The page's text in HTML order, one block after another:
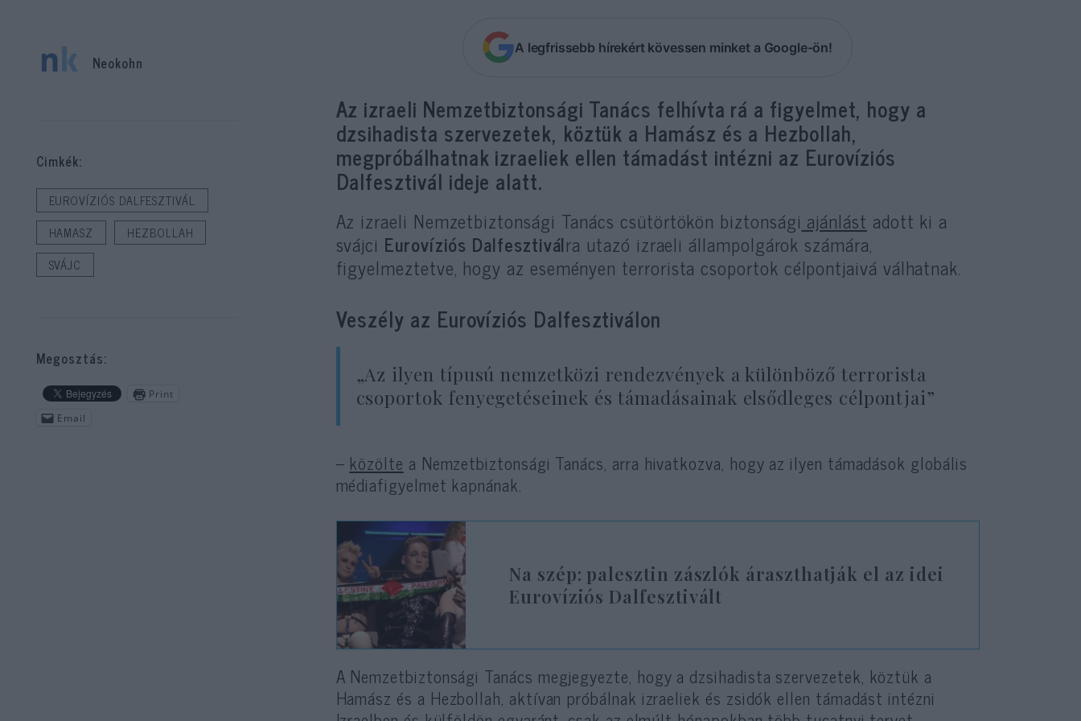
A legfrissebb hírekért kövessen minket a Google-ön!
Az izraeli Nemzetbiztonsági Tanács felhívta rá a figyelmet, hogy a
dzsihadista szervezetek, köztük a Hamász és a Hezbollah,
megpróbálhatnak izraeliek ellen támadást intézni az Eurovíziós
Dalfesztivál ideje alatt.
Az izraeli Nemzetbiztonsági Tanács csütörtökön biztonsági ajánlást adott ki a
svájci Eurovíziós Dalfesztiválra utazó izraeli állampolgárok számára,
figyelmeztetve, hogy az eseményen terrorista csoportok célpontjaivá válhatnak.
Veszély az Eurovíziós Dalfesztiválon
„Az ilyen típusú nemzetközi rendezvények a különböző terrorista
csoportok fenyegetéseinek és támadásainak elsődleges célpontjai”
– közölte a Nemzetbiztonsági Tanács, arra hivatkozva, hogy az ilyen támadások globális
médiafigyelmet kapnának.
Na szép: palesztin zászlók áraszthatják el az idei
Eurovíziós Dalfesztivált
A Nemzetbiztonsági Tanács megjegyezte, hogy a dzsihadista szervezetek, köztük a
Hamász és a Hezbollah, aktívan próbálnak izraeliek és zsidók ellen támadást intézni
Neokohn
Cimkék:
EUROVÍZIÓS DALFESZTIVÁL
HAMASZ
HEZBOLLAH
SVÁJC
Megosztás:
Print
Email